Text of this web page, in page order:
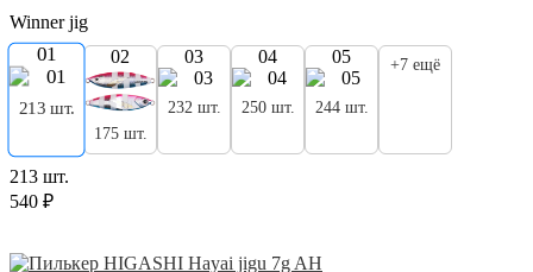
Winner jig
01
213 шт.
02
175 шт.
03
232 шт.
04
250 шт.
05
244 шт.
+7 ещё
213 шт.
540 ₽